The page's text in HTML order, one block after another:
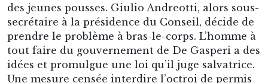
des jeunes pousses. Giulio Andreotti, alors sous-
secrétaire à la présidence du Conseil, décide de
prendre le problème à bras-le-corps. L’homme à
tout faire du gouvernement de De Gasperi a des
idées et promulgue une loi qu’il juge salvatrice.
Une mesure censée interdire l’octroi de permis